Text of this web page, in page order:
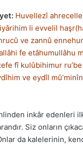
Huvellezî
li evvelil
ve zannû
fe etâhumullâhu
fî kulûbihimur
ve eydîl
inkâr edenleri
Siz onların
da kalelerinin,